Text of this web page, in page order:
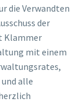
die Verwandten
der
Klammer
mit einem
alle